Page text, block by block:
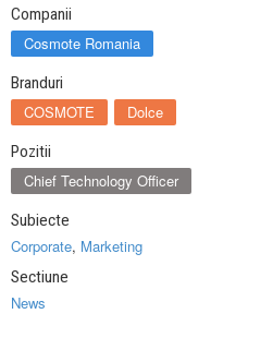
Companii
Cosmote Romania
Branduri
COSMOTE Dolce
Pozitii
Chief Technology Officer
Subiecte
Corporate, Marketing
Sectiune
News